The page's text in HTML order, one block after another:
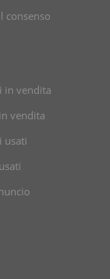
consenso
in vendita
vendita
usati